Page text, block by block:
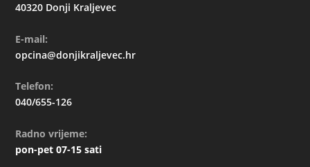
40320 Donji Kraljevec
E-mail:
opcina@donjikraljevec.hr
Telefon:
040/655-126
Radno vrijeme:
pon-pet 07-15 sati